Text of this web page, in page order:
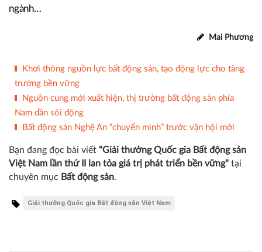
Top 10 doanh nghiệp tiên phong phát triển nhà ở xã hội,
mới sáng tạo và chuyển đổi số tiêu biểu, cùng nhiều hạng
động sản nghỉ dưỡng và các đơn vị cung ứng dịch vụ cho
ngành…
Khơi thông nguồn lực bất động sản, tạo động lực cho tăng
trưởng bền vững
Nguồn cung mới xuất hiện, thị trường bất động sản phía
Bất động sản Nghệ An “chuyển mình” trước vận hội mới